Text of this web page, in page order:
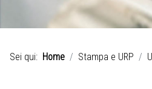
Sei qui: Home Stampa e URP